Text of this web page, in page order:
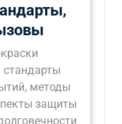
стандарты
методы
защиты